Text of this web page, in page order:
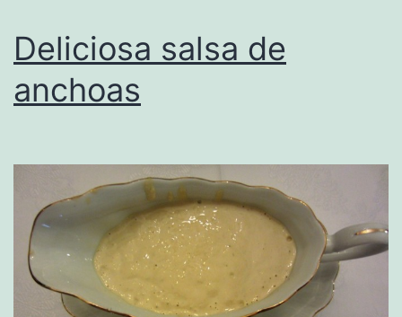
Deliciosa salsa de
anchoas